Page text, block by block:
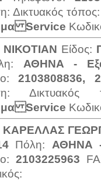
Δικτυακός
Service
ΝΙΚΟΤΙΑΝ Είδος:
ΑΘΗΝΑ -
2103808836,
Service
ΚΑΡΕΛΛΑΣ
Πόλη: ΑΘΗΝΑ
2103225963